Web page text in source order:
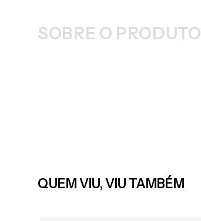
SOBRE O PRODUTO
QUEM VIU, VIU TAMBÉM